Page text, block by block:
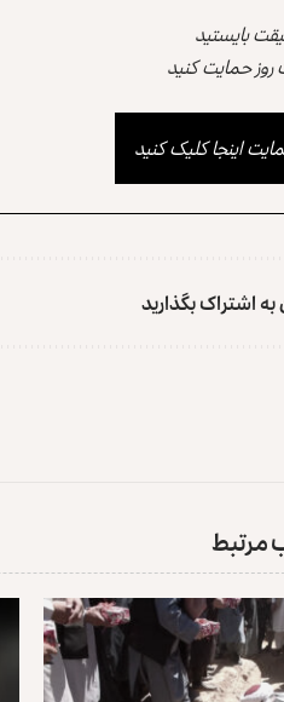
بایستید
روز حمایت کنید
اینجا کلیک کنید
به‌‌ اشتراک بگذارید
مرتبط